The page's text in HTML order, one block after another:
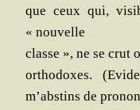
que ceux qui,
« nouvelle
classe », ne se crut
ortho­doxes.
m’abstins de